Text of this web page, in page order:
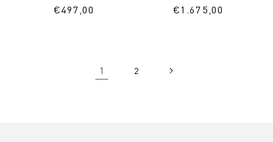
Prix
€497,00
Prix
€1.675,00
1 2